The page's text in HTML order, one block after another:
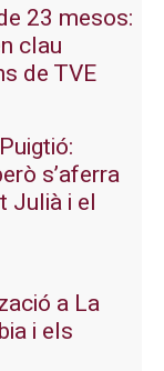
23 mesos:
clau
de TVE
s’aferra
Julià i el
a La
i els